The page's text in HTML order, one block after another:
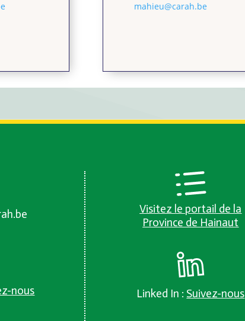
mahieu@carah.be
nous
Visitez le portail de la
Province de Hainaut
Linked In : Suivez-nous